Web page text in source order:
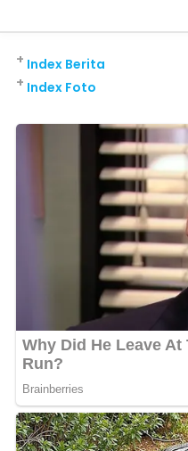
Index Berita
+
Index Foto
+